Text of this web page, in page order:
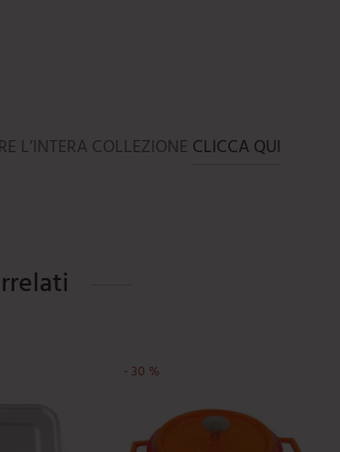
L’INTERA COLLEZIONE CLICCA QUI
varianti. Le opzioni possono essere
Questo prodotto ha più varianti.
- 30 %